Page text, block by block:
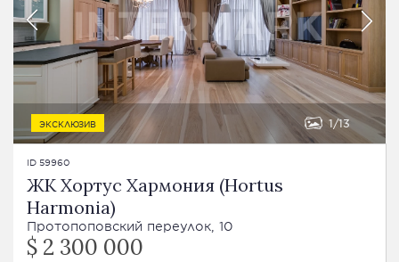
ЭКСКЛЮЗИВ 1 13
ID 59960
ЖК Хортус Хармония (Hortus
Harmonia)
Протопоповский переулок, 10
$ 2 300 000